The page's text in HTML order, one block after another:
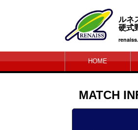
ル
硬式
HOME
MATCH